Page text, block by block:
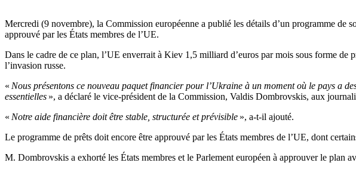
Mercredi (9 novembre), la Commission européenne a publié les détails d’un programme de
approuvé par les États membres de l’UE.
Dans le cadre de ce plan, l’UE enverrait à Kiev 1,5 milliard d’euros par mois sous forme
l’invasion russe.
« Nous présentons ce nouveau paquet financier pour l’Ukraine à un moment où le pays a
essentielles », a déclaré le vice-président de la Commission, Valdis Dombrovskis, aux
« Notre aide financière doit être stable, structurée et prévisible », a-t-il ajouté.
Le programme de prêts doit encore être approuvé par les États membres de l’UE, dont
M. Dombrovskis a exhorté les États membres et le Parlement européen à approuver le plan